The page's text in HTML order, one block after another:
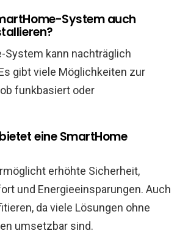
System auch
System kann nachträglich
gibt viele Möglichkeiten zur
funkbasiert oder
eine SmartHome
erhöhte Sicherheit,
und Energieeinsparungen. Auch
da viele Lösungen ohne
umsetzbar sind.